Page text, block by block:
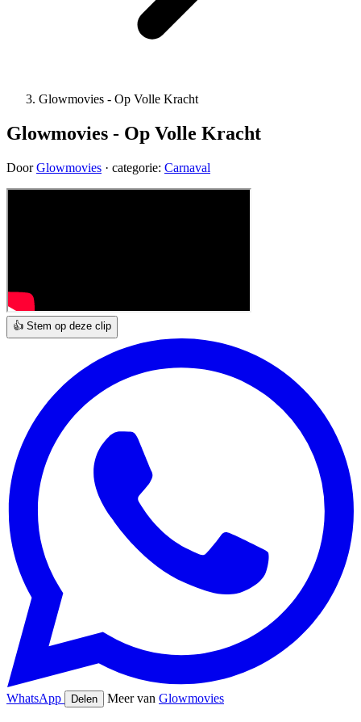
Glowmovies - Op Volle Kracht
Glowmovies - Op Volle Kracht
DoorGlowmovies · categorie: Carnaval
👍 Stem op deze clip
WhatsApp Delen Meer van Glowmovies